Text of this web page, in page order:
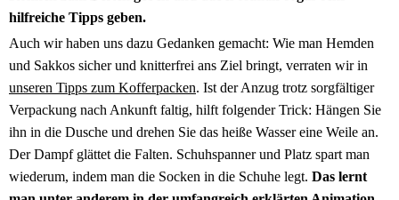
hilfreiche Tipps geben.
Auch wir haben uns dazu Gedanken gemacht: Wie man Hemden
und Sakkos sicher und knitterfrei ans Ziel bringt, verraten wir in
unseren Tipps zum Kofferpacken. Ist der Anzug trotz sorgfältiger
Verpackung nach Ankunft faltig, hilft folgender Trick: Hängen Sie
ihn in die Dusche und drehen Sie das heiße Wasser eine Weile an.
Der Dampf glättet die Falten. Schuhspanner und Platz spart man
wiederum, indem man die Socken in die Schuhe legt. Das lernt